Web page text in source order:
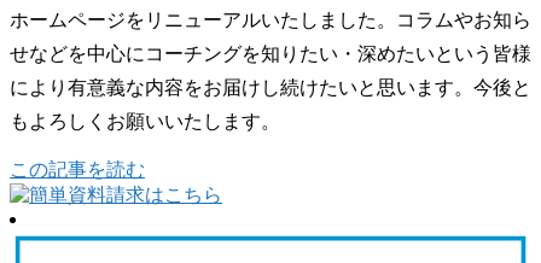
ホームページをリニューアルいたしました。コラムやお知ら
せなどを中心にコーチングを知りたい・深めたいという皆様
により有意義な内容をお届けし続けたいと思います。今後と
もよろしくお願いいたします。
この記事を読む